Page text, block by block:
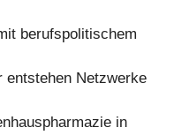
berufspolitischem
entstehen Netzwerke
in